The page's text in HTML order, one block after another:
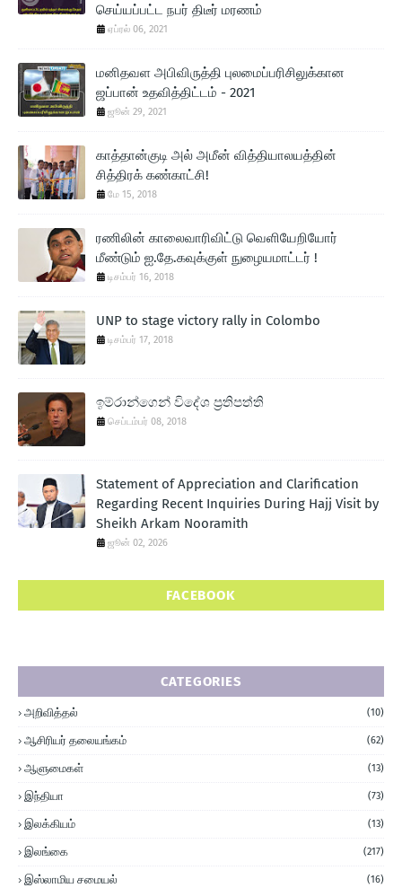
செய்யப்பட்ட நபர் திடீர் மரணம்
ஏப்ரல் 06, 2021
மனிதவள அபிவிருத்தி புலமைப்பரிசிலுக்கான
ஜப்பான் உதவித்திட்டம் - 2021
ஜூன் 29, 2021
காத்தான்குடி அல் அமீன் வித்தியாலயத்தின்
சித்திரக் கண்காட்சி!
மே 15, 2018
ரணிலின் காலைவாரிவிட்டு வெளியேறியோர்
மீண்டும் ஐ.தே.கவுக்குள் நுழையமாட்டர் !
டிசம்பர் 16, 2018
UNP to stage victory rally in Colombo
டிசம்பர் 17, 2018
ඉම්රාන්ගෙන් විදේශ ප‍්‍රතිපත්ති
செப்டம்பர் 08, 2018
Statement of Appreciation and Clarification
Regarding Recent Inquiries During Hajj Visit by
Sheikh Arkam Nooramith
ஜூன் 02, 2026
FACEBOOK
CATEGORIES
அறிவித்தல் (10)
ஆசிரியர் தலையங்கம் (62)
ஆளுமைகள் (13)
இந்தியா (73)
இலக்கியம் (13)
இலங்கை (217)
இஸ்லாமிய சமையல் (16)